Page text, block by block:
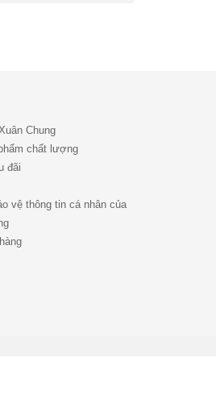
Chung
chất lượng
đãi
vệ thông tin cá nhân của